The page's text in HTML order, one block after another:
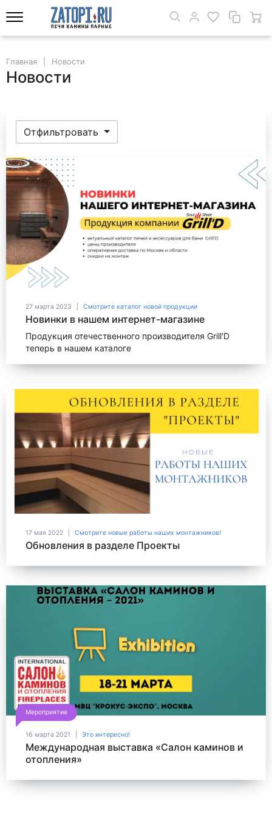
Главная Новости
Новости
Отфильтровать
27 марта 2023 Смотрите каталог новой продукции
Новинки в нашем интернет-магазине
Продукция отечественного производителя Grill'D
теперь в нашем каталоге
17 мая 2022 Смотрите новые работы наших монтажников!
Обновления в разделе Проекты
Мероприятие
16 марта 2021 Это интересно!
Международная выставка «Салон каминов и
отопления»